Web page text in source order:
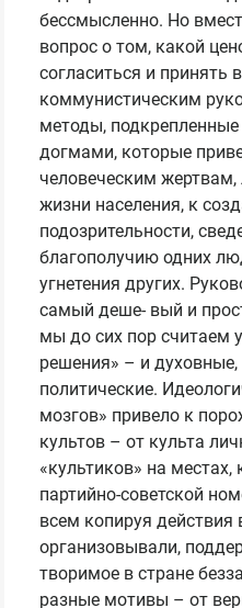
бессмысленно. Но
вопрос о том, какой
согласиться и принять
коммунистическим
методы,
догмами, которые
человеческим
жизни населения, к
подозрительности,
благополучию одних
угнетения других.
самый деше- вый и
мы до сих пор считаем
решения» – и
политические.
мозгов» привело к
культов – от культа
«культиков» на местах,
партийно-советской
всем копируя действия
организовывали,
творимое в стране
разные мотивы – от